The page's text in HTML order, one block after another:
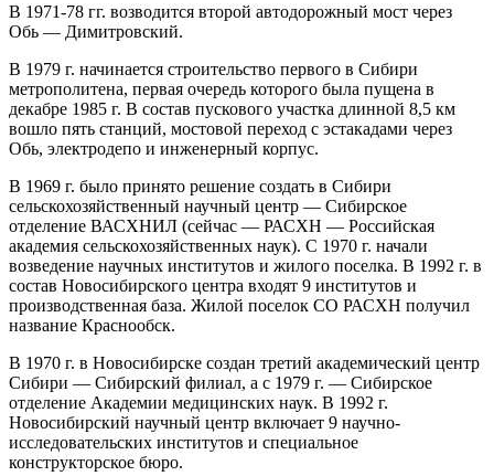
В 1971-78 гг. возводится второй автодорожный мост через
Обь — Димитровский.
В 1979 г. начинается строительство первого в Сибири
метрополитена, первая очередь которого была пущена в
декабре 1985 г. В состав пускового участка длинной 8,5 км
вошло пять станций, мостовой переход с эстакадами через
Обь, электродепо и инженерный корпус.
В 1969 г. было принято решение создать в Сибири
сельскохозяйственный научный центр — Сибирское
отделение ВАСХНИЛ (сейчас — РАСХН — Российская
академия сельскохозяйственных наук). С 1970 г. начали
возведение научных институтов и жилого поселка. В 1992 г. в
состав Новосибирского центра входят 9 институтов и
производственная база. Жилой поселок СО РАСХН получил
название Краснообск.
В 1970 г. в Новосибирске создан третий академический центр
Сибири — Сибирский филиал, а с 1979 г. — Сибирское
отделение Академии медицинских наук. В 1992 г.
Новосибирский научный центр включает 9 научно-
исследовательских институтов и специальное
конструкторское бюро.